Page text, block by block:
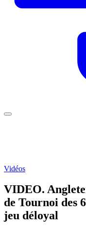
Vidéos
VIDEO.
de Tournoi des
jeu déloyal